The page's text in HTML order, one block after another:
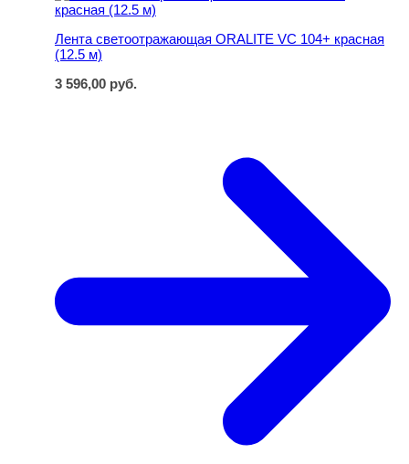
Лента светоотражающая ORALITE VC 104+ красная
(12.5 м)
3 596,00 руб.